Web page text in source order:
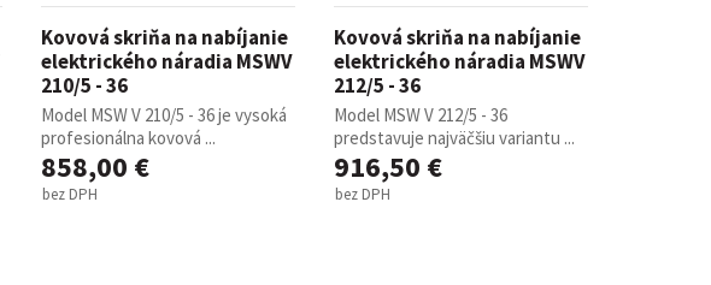
Kovová skriňa na nabíjanie
elektrického náradia MSWV
210/5 - 36
Model MSW V 210/5 - 36 je vysoká
profesionálna kovová ...
858,00 €
bez DPH
Kovová skriňa na nabíjanie
elektrického náradia MSWV
212/5 - 36
Model MSW V 212/5 - 36
predstavuje najväčšiu variantu ...
916,50 €
bez DPH